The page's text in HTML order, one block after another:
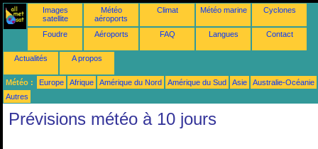
Images
satellite
Météo
aéroports
Climat Météo marine Cyclones
Foudre Aéroports FAQ Langues Contact
Actualités A propos
Météo : Europe Afrique Amérique du Nord Amérique du Sud Asie
Australie-Océanie
Autres
Prévisions météo à 10 jours